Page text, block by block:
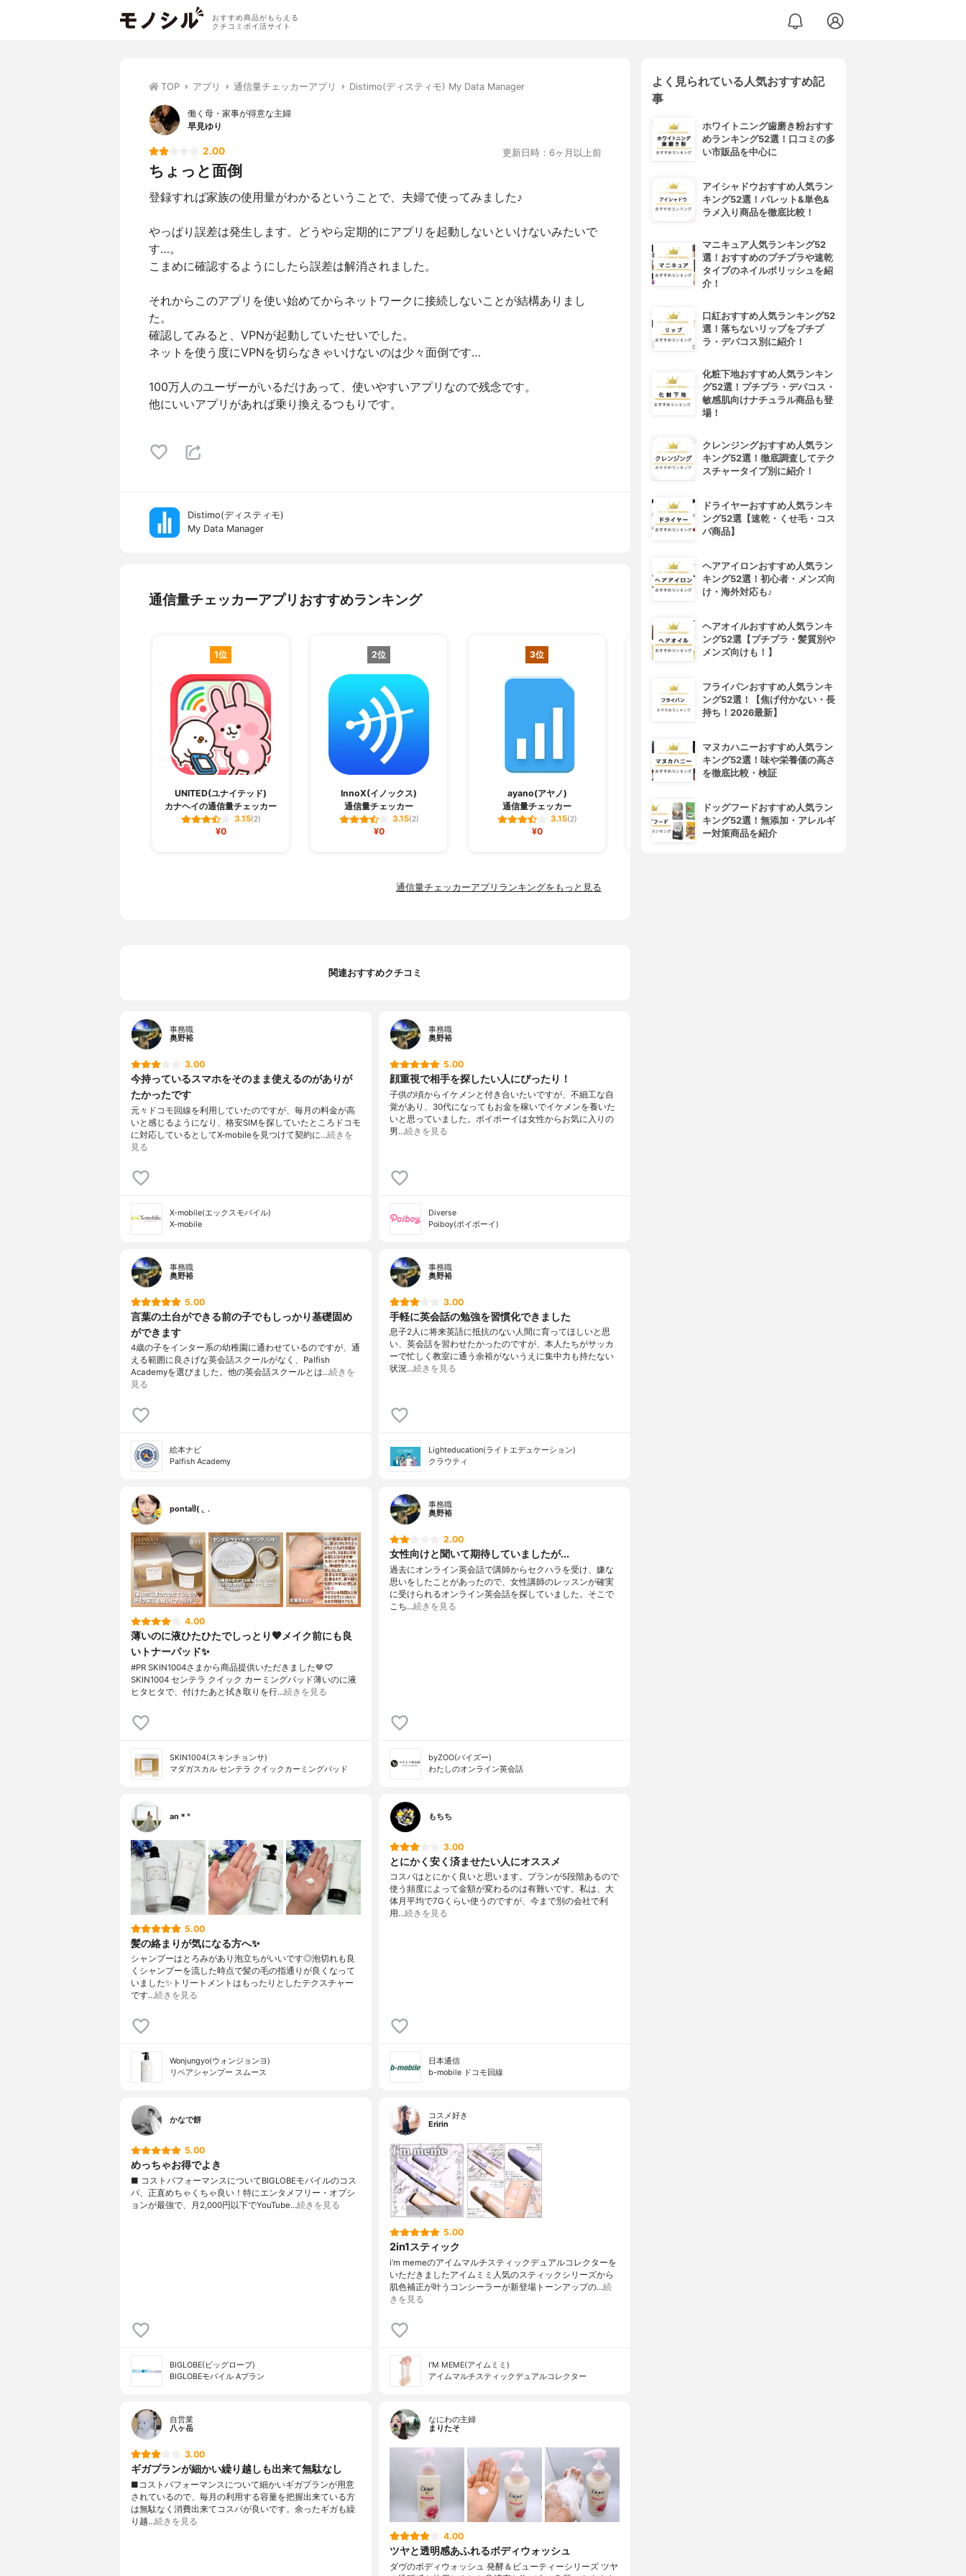
おすすめ商品がもらえる
クチコミポイ活サイト
TOP アプリ 通信量チェッカーアプリ Distimo(ディスティモ) My Data Manager
働く母・家事が得意な主婦
早見ゆり
2.00 更新日時：6ヶ月以上前
ちょっと面倒
登録すれば家族の使用量がわかるということで、夫婦で使ってみました♪
やっぱり誤差は発生します。どうやら定期的にアプリを起動しないといけないみたいで
す…。
こまめに確認するようにしたら誤差は解消されました。
それからこのアプリを使い始めてからネットワークに接続しないことが結構ありまし
た。
確認してみると、VPNが起動していたせいでした。
ネットを使う度にVPNを切らなきゃいけないのは少々面倒です…
100万人のユーザーがいるだけあって、使いやすいアプリなので残念です。
他にいいアプリがあれば乗り換えるつもりです。
Distimo(ディスティモ)
My Data Manager
通信量チェッカーアプリおすすめランキング
1位
UNITED(ユナイテッド)
カナヘイの通信量チェッカ‪ー‬
3.15(2)
¥0
2位
InnoX(イノックス)
通信量チェッカー
3.15(2)
¥0
3位
ayano(アヤノ)
通信量チェッカー
3.15(2)
¥0
4位
ギガ残‪量‬
3.15(2)
¥0
My Data Manager
通信量チェッカーアプリランキングをもっと見る
関連おすすめクチコミ
事務職
奥野裕
3.00
今持っているスマホをそのまま使えるのがありが
たかったです
元々ドコモ回線を利用していたのですが、毎月の料金が高
いと感じるようになり、格安SIMを探していたところドコモ
に対応しているとしてX-mobileを見つけて契約に…続きを
見る
X-mobile(エックスモバイル)
X-mobile
事務職
奥野裕
5.00
顔重視で相手を探したい人にぴったり！
子供の頃からイケメンと付き合いたいですが、不細工な自
覚があり、30代になってもお金を稼いでイケメンを養いた
いと思っていました。ポイボーイは女性からお気に入りの
男…続きを見る
Diverse
Poiboy(ポイボーイ)
事務職
奥野裕
5.00
言葉の土台ができる前の子でもしっかり基礎固め
ができます
4歳の子をインター系の幼稚園に通わせているのですが、通
える範囲に良さげな英会話スクールがなく、Palfish
Academyを選びました。他の英会話スクールとは…続きを
見る
絵本ナビ
Palfish Academy
事務職
奥野裕
3.00
手軽に英会話の勉強を習慣化できました
息子2人に将来英語に抵抗のない人間に育ってほしいと思
い、英会話を習わせたかったのですが、本人たちがサッカ
ーで忙しく教室に通う余裕がないうえに集中力も持たない
状況…続きを見る
Lighteducation(ライトエデュケーション)
クラウティ
pontaჱ̒( . ̫ .
4.00
薄いのに液ひたひたでしっとり🤎メイク前にも良
いトナーパッド✨️
#PR SKIN1004さまから商品提供いただきました🤎♡⃛
SKIN1004 センテラ クイック カーミングパッド薄いのに液
ヒタヒタで、付けたあと拭き取りを行…続きを見る
SKIN1004(スキンチョンサ)
マダガスカル センテラ クイックカーミングパッド
事務職
奥野裕
2.00
女性向けと聞いて期待していましたが...
過去にオンライン英会話で講師からセクハラを受け、嫌な
思いをしたことがあったので、女性講師のレッスンが確実
に受けられるオンライン英会話を探していました。そこで
こち…続きを見る
byZOO(バイズー)
わたしのオンライン英会話
an＊°
5.00
髪の絡まりが気になる方へ✨
シャンプーはとろみがあり泡立ちがいいです◎泡切れも良
くシャンプーを流した時点で髪の毛の指通りが良くなって
いました✨トリートメントはもったりとしたテクスチャー
です…続きを見る
Wonjungyo(ウォンジョンヨ)
リペアシャンプー スムース
もちち
3.00
とにかく安く済ませたい人にオススメ
コスパはとにかく良いと思います。プランが5段階あるので
使う頻度によって金額が変わるのは有難いです。私は、大
体月平均で7Gくらい使うのですが、今まで別の会社で利
用…続きを見る
日本通信
b-mobile ドコモ回線
かなで餅
5.00
めっちゃお得でよき
■ コストパフォーマンスについてBIGLOBEモバイルのコス
パ、正直めちゃくちゃ良い！特にエンタメフリー・オプシ
ョンが最強で、月2,000円以下でYouTube…続きを見る
BIGLOBE(ビッグローブ)
BIGLOBEモバイル Aプラン
コスメ好き
Eririn
5.00
2in1スティック
i’m memeのアイムマルチスティックデュアルコレクターを
いただきましたアイムミミ人気のスティックシリーズから
肌色補正が叶うコンシーラーが新登場トーンアップの…続
きを見る
I'M MEME(アイムミミ)
アイムマルチスティックデュアルコレクター
自営業
八ヶ岳
3.00
ギガプランが細かい繰り越しも出来て無駄なし
■コストパフォーマンスについて細かいギガプランが用意
されているので、毎月の利用する容量を把握出来ている方
は無駄なく消費出来てコスパが良いです。余ったギガも繰
り越…続きを見る
なにわの主婦
まりたそ
4.00
ツヤと透明感あふれるボディウォッシュ
ダヴのボディウォッシュ 発酵＆ビューティーシリーズ ツヤ
よく見られている人気おすすめ記
事
ホワイトニング歯磨き粉おすす
めランキング52選！口コミの多
い市販品を中心に
アイシャドウおすすめ人気ラン
キング52選！パレット&単色&
ラメ入り商品を徹底比較！
マニキュア人気ランキング52
選！おすすめのプチプラや速乾
タイプのネイルポリッシュを紹
介！
口紅おすすめ人気ランキング52
選！落ちないリップをプチプ
ラ・デパコス別に紹介！
化粧下地おすすめ人気ランキン
グ52選！プチプラ・デパコス・
敏感肌向けナチュラル商品も登
場！
クレンジングおすすめ人気ラン
キング52選！徹底調査してテク
スチャータイプ別に紹介！
ドライヤーおすすめ人気ランキ
ング52選【速乾・くせ毛・コス
パ商品】
ヘアアイロンおすすめ人気ラン
キング52選！初心者・メンズ向
け・海外対応も♪
ヘアオイルおすすめ人気ランキ
ング52選【プチプラ・髪質別や
メンズ向けも！】
フライパンおすすめ人気ランキ
ング52選！【焦げ付かない・長
持ち！2026最新】
マヌカハニーおすすめ人気ラン
キング52選！味や栄養価の高さ
を徹底比較・検証
ドッグフードおすすめ人気ラン
キング52選！無添加・アレルギ
ー対策商品を紹介